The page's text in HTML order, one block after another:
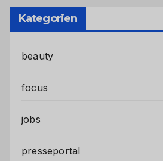
Kategorien
beauty
focus
jobs
presseportal